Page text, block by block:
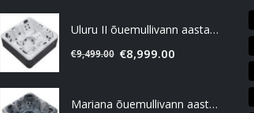
Uluru II õuemullivann aastaringseks kasutamiseks
€9,499.00 €8,999.00
Mariana õuemullivann aastaringseks kasutamiseks